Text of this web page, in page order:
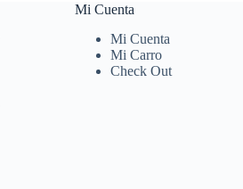
Mi Cuenta
Mi Cuenta
Mi Carro
Check Out